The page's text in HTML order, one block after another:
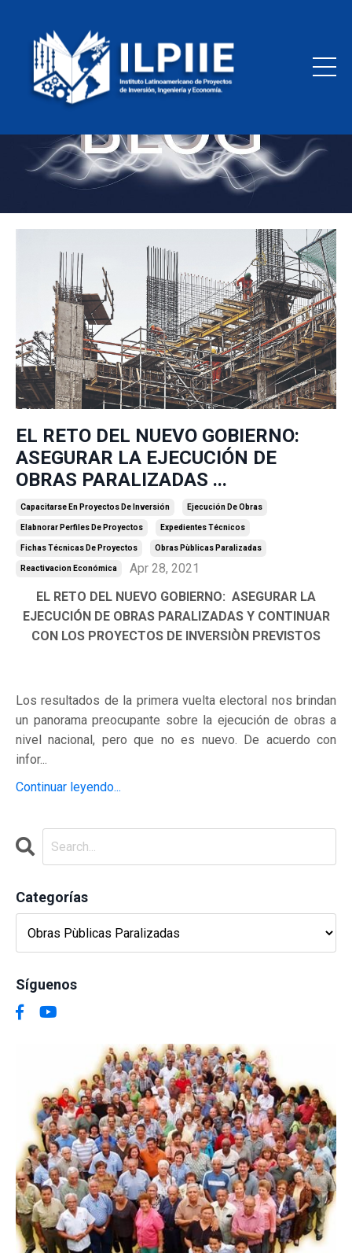
EL RETO DEL NUEVO GOBIERNO:
ASEGURAR LA EJECUCIÓN DE
OBRAS PARALIZADAS ...
Capacitarse En Proyectos De Inversión Ejecución De Obras
Elabnorar Perfiles De Proyectos Expedientes Técnicos
Fichas Técnicas De Proyectos Obras Pùblicas Paralizadas
Reactivacion Económica
Apr 28, 2021
EL RETO DEL NUEVO GOBIERNO: ASEGURAR LA
EJECUCIÓN DE OBRAS PARALIZADAS Y CONTINUAR
CON LOS PROYECTOS DE INVERSIÒN PREVISTOS
Los resultados de la primera vuelta electoral nos brindan
un panorama preocupante sobre la ejecución de obras a
nivel nacional, pero que no es nuevo. De acuerdo con
infor...
Continuar leyendo...
Categorías
Síguenos